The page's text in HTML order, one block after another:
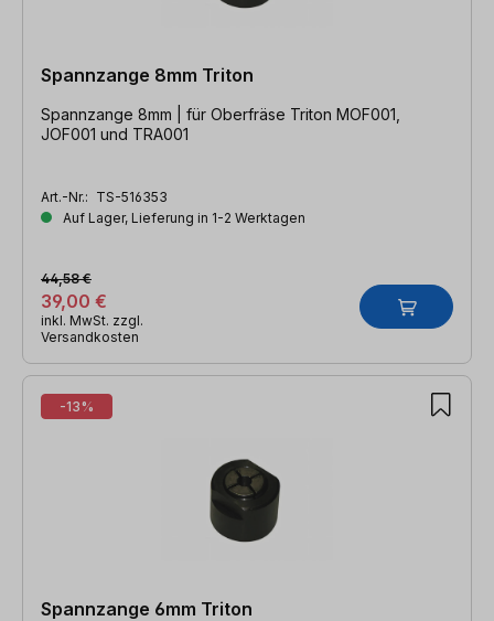
Spannzange 8mm Triton
Spannzange 8mm | für Oberfräse Triton MOF001,
JOF001 und TRA001
Art.-Nr.: TS-516353
Auf Lager, Lieferung in 1-2 Werktagen
39,00 €
44,58 €
inkl. MwSt. zzgl.
Versandkosten
-13%
Spannzange 6mm Triton